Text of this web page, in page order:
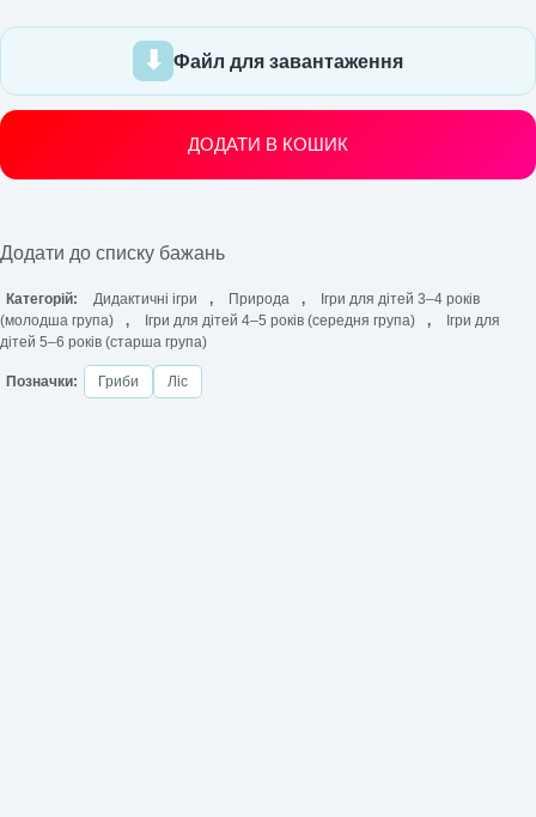
Файл для завантаження
ДОДАТИ В КОШИК
Додати до списку бажань
Категорій: Дидактичні ігри , Природа ,
Ігри для дітей 3–4 років
(молодша група)
, Ігри для дітей 4–5 років (середня група) ,
Ігри для
дітей 5–6 років (старша група)
Позначки: Гриби Ліс